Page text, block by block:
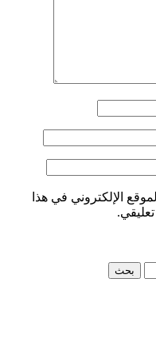
الإلكتروني في هذا